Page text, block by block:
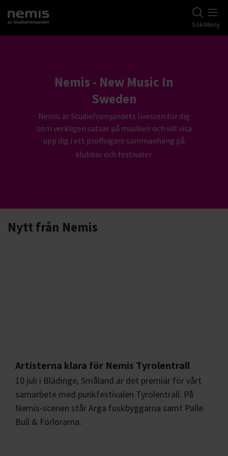
Gå till studiefrämjandets startsida SökMeny
Nemis - New Music In
Sweden
Nemis är Studiefrämjandets livescen för dig
som verkligen satsar på musiken och vill visa
upp dig i ett proffsigare sammanhang på
klubbar och festivaler.
Nytt från Nemis
Artisterna klara för Nemis Tyrolentrall
10 juli i Blädinge, Småland är det premiär för vårt
samarbete med punkfestivalen Tyrolentrall. På
Nemis-scenen står Arga fuskbyggarna samt Palle
Bull & Förlorarna.